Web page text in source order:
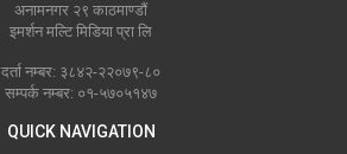
अनामनगर २९ काठमाण्डौं
इमर्शन मल्टि मिडिया प्रा लि
दर्ता नम्बर: ३८४२-२२०७९-८०
सम्पर्क नम्बर: ०१-५७०५१४७
QUICK NAVIGATION